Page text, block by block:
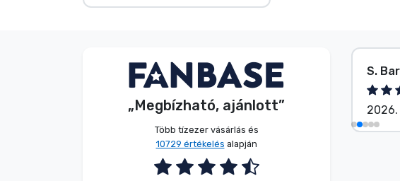
„Megbízható, ajánlott”
Több tízezer vásárlás és
10729 értékelés alapján
V. Éva Vásárló
2026. 08. 06.
S.
2026.